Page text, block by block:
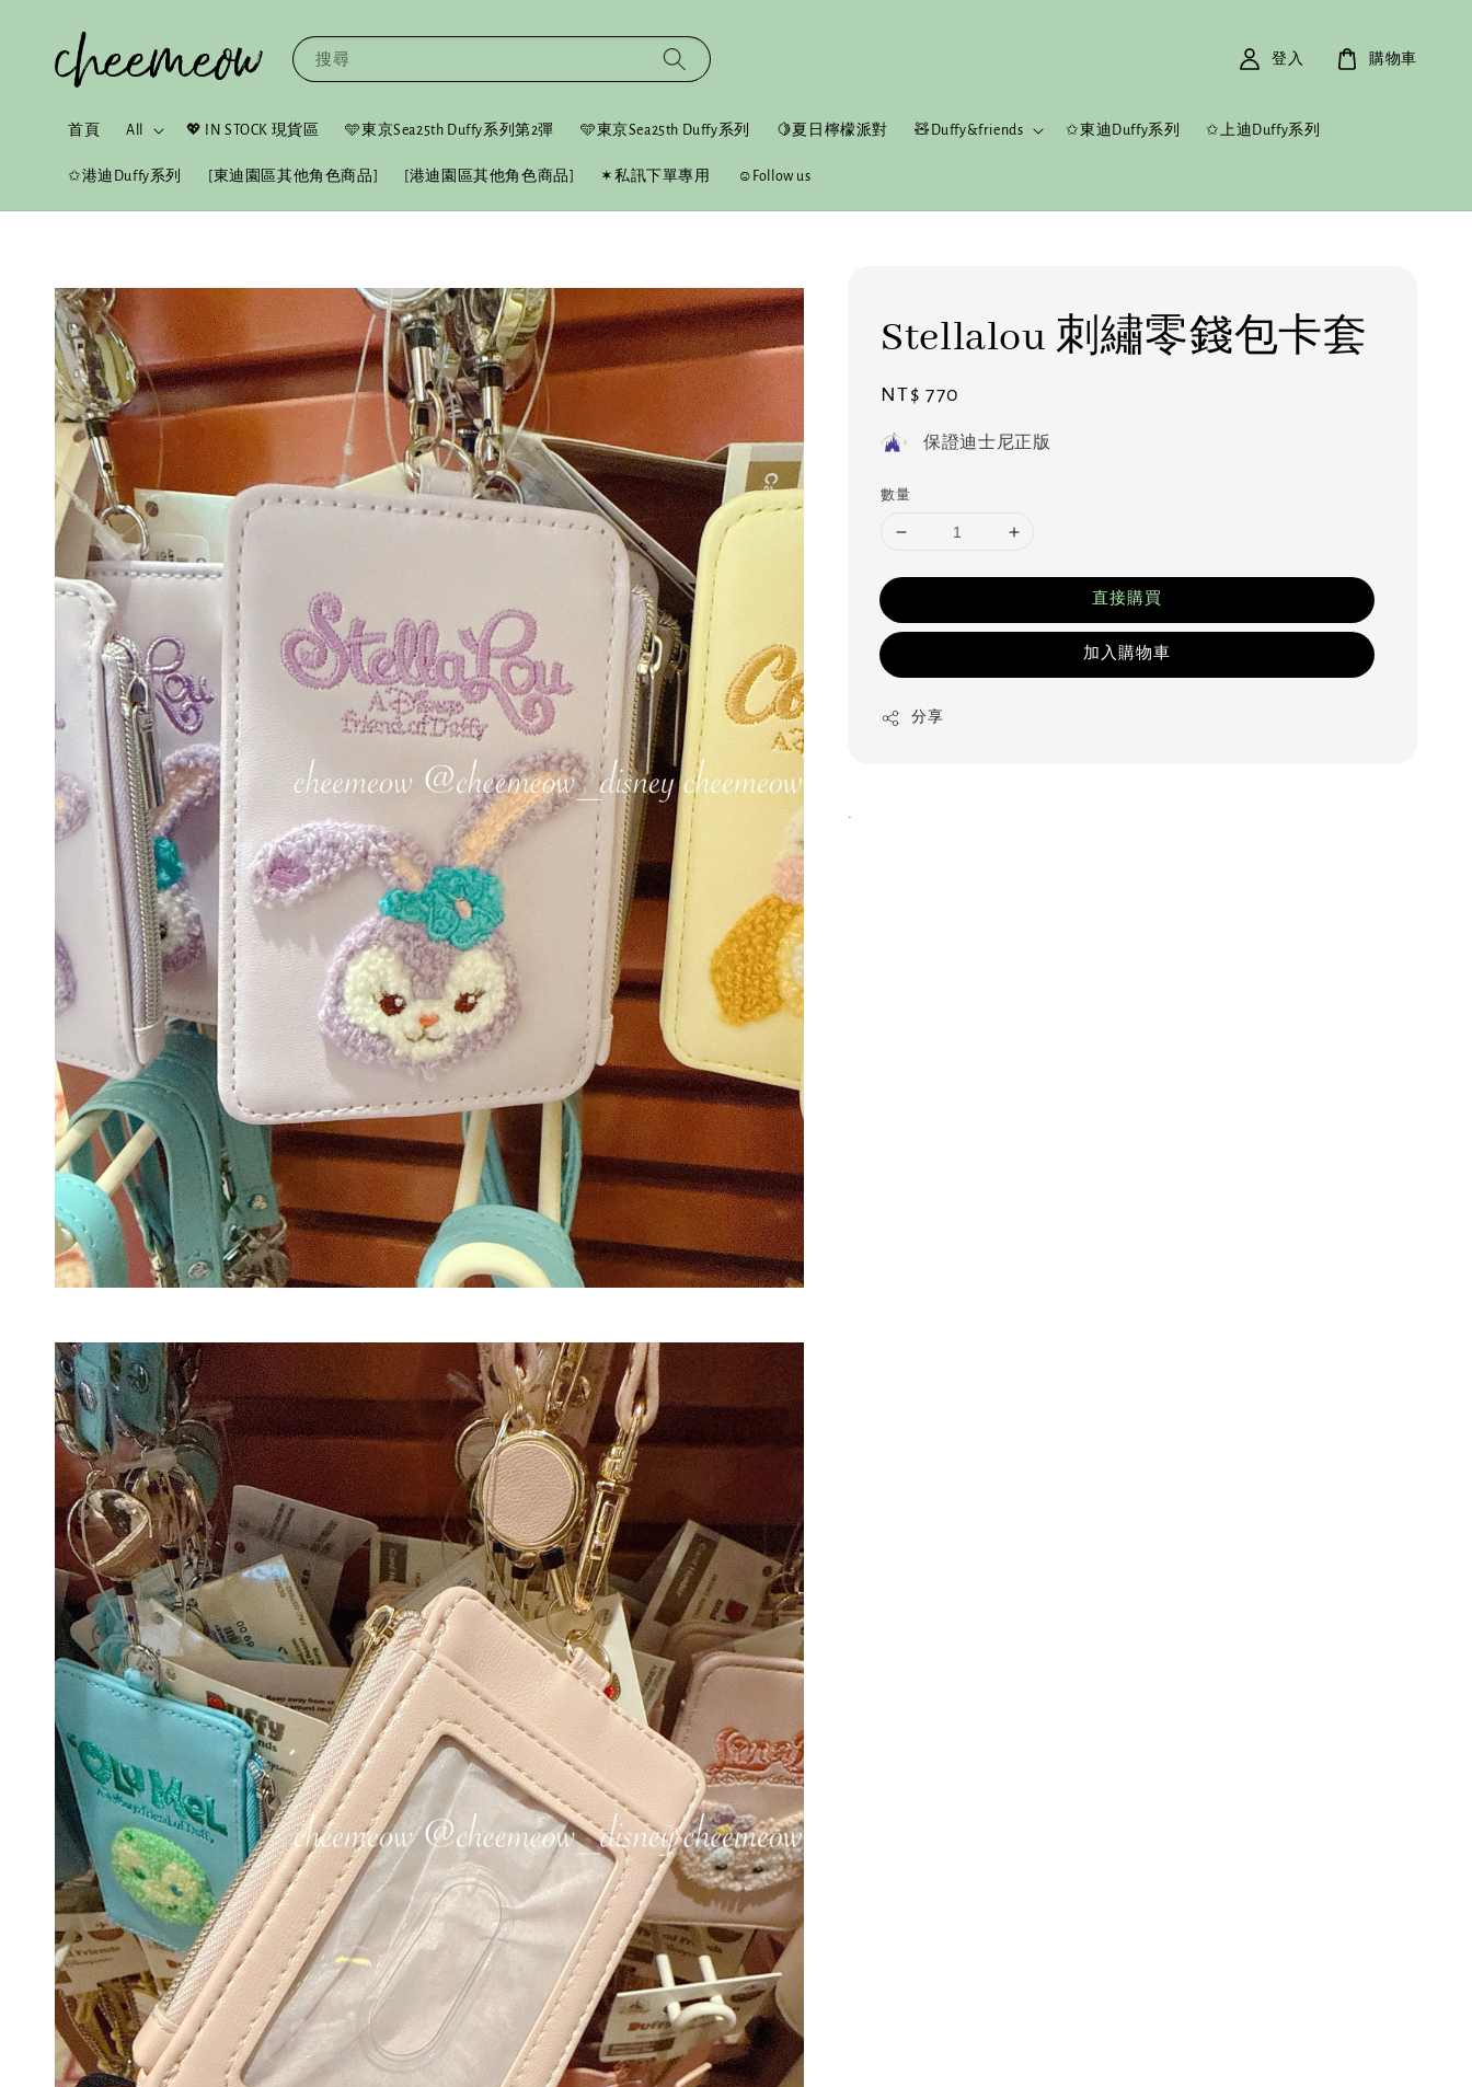
搜尋
首頁 All 💖 IN STOCK 現貨區 🩵東京Sea25th Duffy系列第2彈 🩵東京Sea25th Duffy系列 🍋夏日檸檬派對 🧸Duffy&friends ✩東迪Duffy系列 ✩上迪Duffy系列
✩港迪Duffy系列 [東迪園區其他角色商品] [港迪園區其他角色商品] ✶私訊下單專用 ☺︎Follow us
登入 購物車
Stellalou 刺繡零錢包卡套
Regular
price
NT$ 770
保證迪士尼正版
數量
直接購買
加入購物車
分享
.